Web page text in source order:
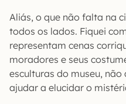
Aliás, o que não falta na
todos os lados. Fiquei
representam cenas
moradores e seus
esculturas do museu,
ajudar a elucidar o